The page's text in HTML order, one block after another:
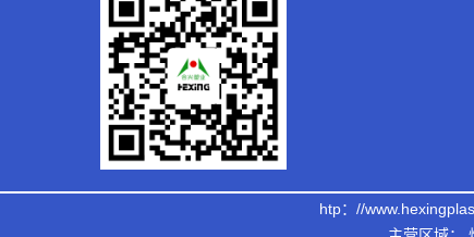
htp：//